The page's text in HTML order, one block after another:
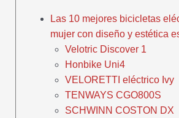
Las 10 mejores bicicletas
mujer con diseño y estética
Velotric Discover 1
Honbike Uni4
VELORETTI eléctrico Ivy
TENWAYS CGO800S
SCHWINN COSTON DX